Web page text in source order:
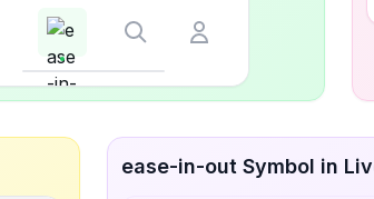
ease-in-out Symbol in